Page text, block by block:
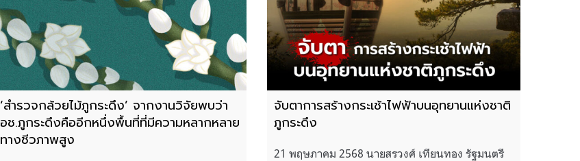
‘สำรวจกล้วยไม้ภูกระดึง’ จากงานวิจัยพบว่า
อช.ภูกระดึงคืออีกหนึ่งพื้นที่ที่มีความหลากหลาย
ทางชีวภาพสูง
จับตาการสร้างกระเช้าไฟฟ้าบนอุทยานแห่งชาติ
ภูกระดึง
21 พฤษภาคม 2568 นายสรวงศ์ เทียนทอง รัฐมนตรี